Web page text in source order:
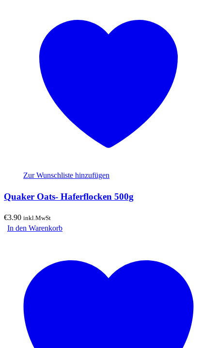
Zur Wunschliste hinzufügen
Quaker Oats- Haferflocken 500g
€3.90 inkl.MwSt
In den Warenkorb